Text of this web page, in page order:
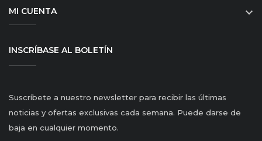
MI CUENTA 
INSCRÍBASE AL BOLETÍN
Suscríbete a nuestro newsletter para recibir las últimas
noticias y ofertas exclusivas cada semana. Puede darse de
baja en cualquier momento.